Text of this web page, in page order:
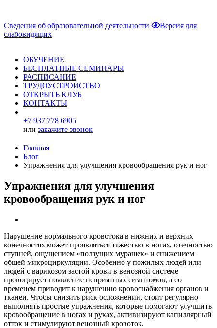
Сведения об образовательной деятельности
Версия для
слабовидящих
ОБУЧЕНИЕ
БЕСПЛАТНЫЕ СЕМИНАРЫ
РАСПИСАНИЕ
ТРУДОУСТРОЙСТВО
ОТКРЫТЬ КЛУБ
КОНТАКТЫ
+7 937 778 6905
или закажите звонок
Главная
Блог
Упражнения для улучшения кровообращения рук и ног
Упражнения для улучшения
кровообращения рук и ног
Нарушение нормального кровотока в нижних и верхних
конечностях может проявляться тяжестью в ногах, отечностью
ступней, ощущением «ползущих мурашек» и снижением
общей микроциркуляции. Особенно у пожилых людей или
людей с варикозом застой крови в венозной системе
провоцирует появление неприятных симптомов, а со
временем приводит к нарушению кровоснабжения органов и
тканей. Чтобы снизить риск осложнений, стоит регулярно
выполнять простые упражнения, которые помогают улучшить
кровообращение в ногах и руках, активизируют капиллярный
отток и стимулируют венозный кровоток.